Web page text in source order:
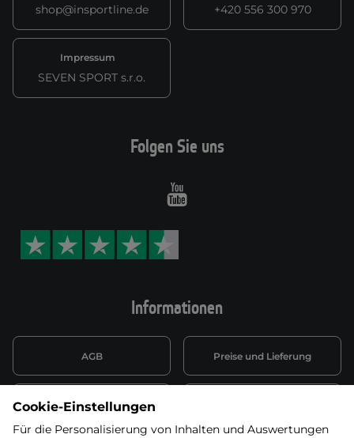
shop@insportline.de +420 556 300 970
Impressum
SEVEN SPORT s.r.o.
Informationen
AGB Preise und Lieferung
Datenschutzerklärung
Folgen Sie uns
Youtube
Cookie-Einstellungen
Für die Personalisierung von Inhalten und Auswertungen